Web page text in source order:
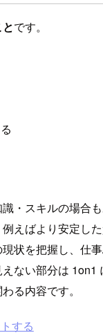
です。
・スキルの場合
えばより安定し
状を把握し、仕
ない部分は
る内容です。
する